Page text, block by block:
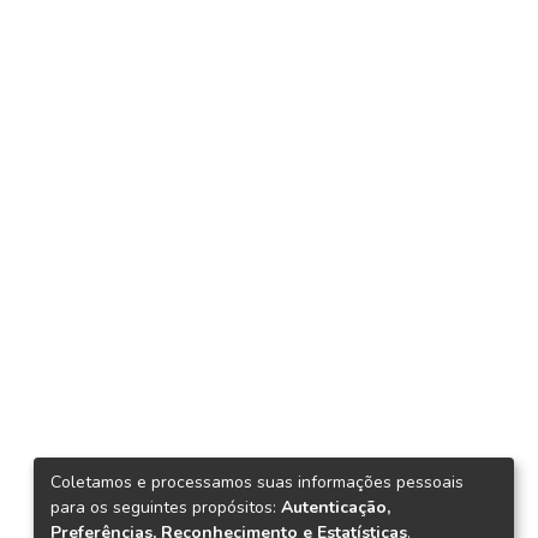
Coletamos e processamos suas informações pessoais
para os seguintes propósitos: Autenticação,
Preferências, Reconhecimento e Estatísticas.